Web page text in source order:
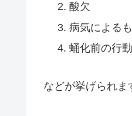
酸欠
病気による
蛹化前の行動
などが挙げられま